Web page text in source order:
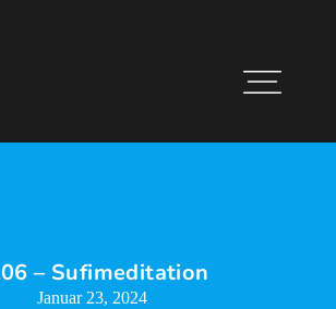
– Sufimeditation
Januar 23, 2024